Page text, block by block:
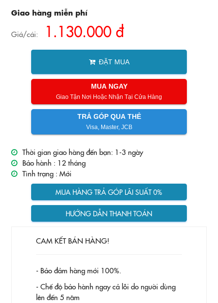
Giao hàng miễn phí
Giá/cái: 1.130.000 đ
ĐẶT MUA
MUA NGAY
Giao Tận Nơi Hoặc Nhận Tại Cửa Hàng
TRẢ GÓP QUA THẺ
Visa, Master, JCB
Thời gian giao hàng đến bạn: 1-3 ngày
Bảo hành : 12 tháng
Tình trạng : Mới
MUA HÀNG TRẢ GÓP LÃI SUẤT 0%
HƯỚNG DẪN THANH TOÁN
CAM KẾT BÁN HÀNG!
- Bảo đảm hàng mới 100%.
- Chế độ bảo hành ngay cả lỗi do người dùng
lên đến 5 năm